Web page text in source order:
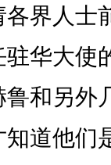
界人士
华大使
和另外
道他们